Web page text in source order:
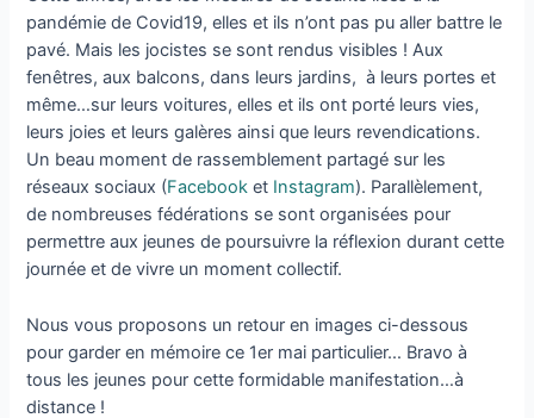
pandémie de Covid19, elles et ils n’ont pas pu aller battre le
pavé. Mais les jocistes se sont rendus visibles ! Aux
fenêtres, aux balcons, dans leurs jardins, à leurs portes et
même…sur leurs voitures, elles et ils ont porté leurs vies,
leurs joies et leurs galères ainsi que leurs revendications.
Un beau moment de rassemblement partagé sur les
réseaux sociaux (Facebook et Instagram). Parallèlement,
de nombreuses fédérations se sont organisées pour
permettre aux jeunes de poursuivre la réflexion durant cette
journée et de vivre un moment collectif.
Nous vous proposons un retour en images ci-dessous
pour garder en mémoire ce 1er mai particulier… Bravo à
tous les jeunes pour cette formidable manifestation…à
distance !